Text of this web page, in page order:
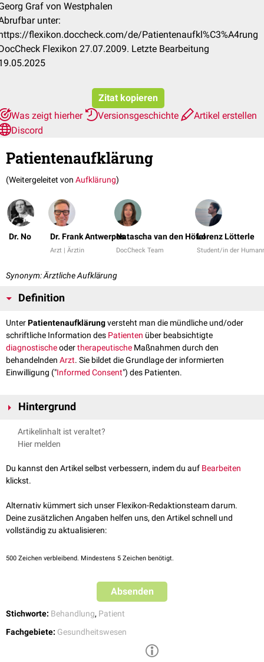
Graf von Westphalen
unter:
flexikon.doccheck.com/de/Patientenaufkl%C3%A4rung
Flexikon 27.07.2009. Letzte Bearbeitung
Zitat kopieren
Was zeigt hierher
Versionsgeschichte
Artikel erstellen
Discord
Patientenaufklärung
(Weitergeleitet von Aufklärung)
Dr. No Dr. Frank Antwerpes
Arzt | Ärztin
Natascha van den Höfel
DocCheck Team
Lorenz Lötterle
Student/in der
Synonym: Ärztliche Aufklärung
Definition
UnterPatientenaufklärungversteht man die mündliche und/oder
schriftliche Information des Patienten über beabsichtigte
diagnostischeodertherapeutische Maßnahmen durch den
behandelnden Arzt. Sie bildet die Grundlage der informierten
Einwilligung ("Informed Consent") des Patienten.
Hintergrund
Die Patientenaufklärung muss
aus rechtlichen Gründen schriftlich dokumentiert werden
bei geplantenOperationen in ausreichendem zeitlichem Abstand zum
Eingriff erfolgen
beabsichtigten Maßnahme aufklären
über mögliche Alternativen aufklären
in angemessener Umgebung stattfinden
ist eine Delegation an einen ärztlichen Kollegen möglich, jedoch hat der
Artikelinhalt ist veraltet?
Hier melden
Du kannst den Artikel selbst verbessern, indem du auf Bearbeiten
klickst.
Alternativ kümmert sich unser Flexikon-Redaktionsteam darum.
Deine zusätzlichen Angaben helfen uns, den Artikel schnell und
vollständig zu aktualisieren:
500 Zeichen verbleibend. Mindestens 5 Zeichen benötigt.
Absenden
Stichworte: Behandlung, Patient
Fachgebiete: Gesundheitswesen